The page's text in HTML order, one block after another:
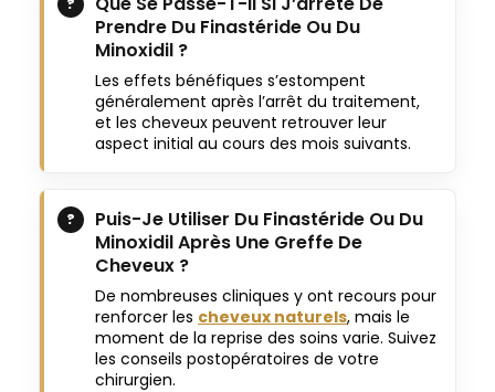
Prendre Du Finastéride Ou Du
Minoxidil ?
Les effets bénéfiques s’estompent
généralement après l’arrêt du traitement,
et les cheveux peuvent retrouver leur
aspect initial au cours des mois suivants.
Puis-Je Utiliser Du Finastéride Ou Du
Minoxidil Après Une Greffe De
Cheveux ?
De nombreuses cliniques y ont recours pour
renforcer les cheveux naturels, mais le
moment de la reprise des soins varie. Suivez
les conseils postopératoires de votre
chirurgien.